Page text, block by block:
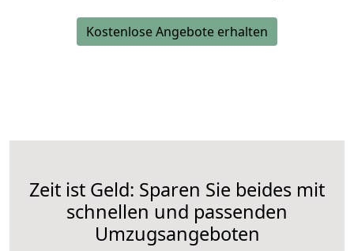
Kostenlose Angebote erhalten
Zeit ist Geld: Sparen Sie beides mit
schnellen und passenden
Umzugsangeboten